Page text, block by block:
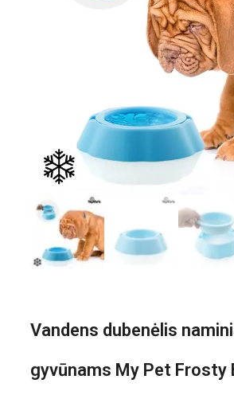
Vandens dubenėlis
gyvūnams My Pet Frosty